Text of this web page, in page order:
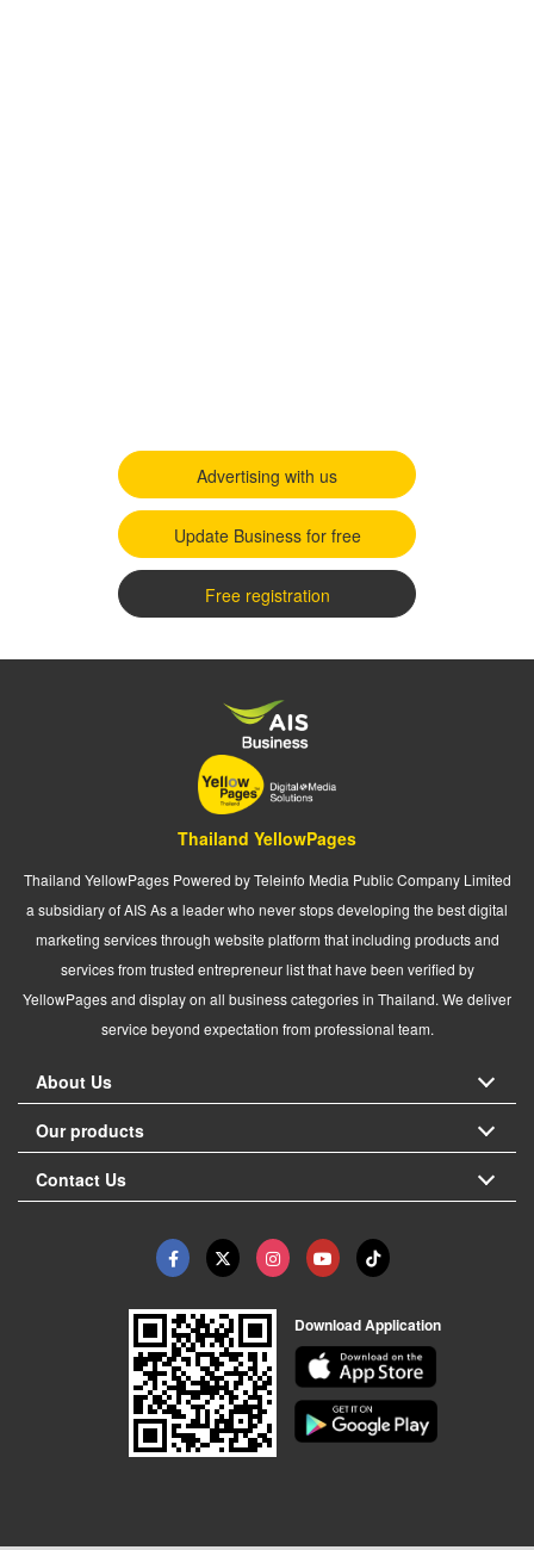
Advertising with us
Update Business for free
Free registration
Thailand YellowPages
Thailand YellowPages Powered by Teleinfo Media Public Company Limited
a subsidiary of AIS As a leader who never stops developing the best digital
marketing services through website platform that including products and
services from trusted entrepreneur list that have been verified by
YellowPages and display on all business categories in Thailand. We deliver
service beyond expectation from professional team.
About Us
Our products
Contact Us
Download Application